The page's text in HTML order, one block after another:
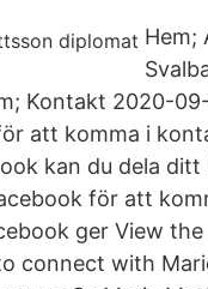
Hem;
Kontakt 2020-
att komma i
kan du dela
för att
ger View
connect with